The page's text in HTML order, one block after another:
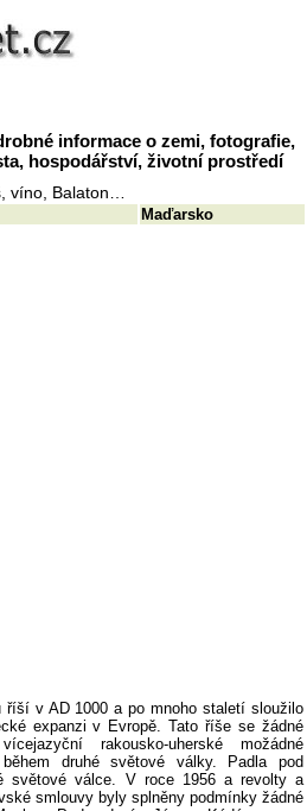
informace o zemi, fotografie,
hospodářství, životní prostředí
víno, Balaton…
Maďarsko
říší v AD 1000 a po mnoho staletí sloužilo
expanzi v Evropě. Tato říše se žádné
rakousko-uherské možádné
druhé světové války. Padla pod
světové válce. V roce 1956 a revolty a
smlouvy byly splněny podmínky žádné